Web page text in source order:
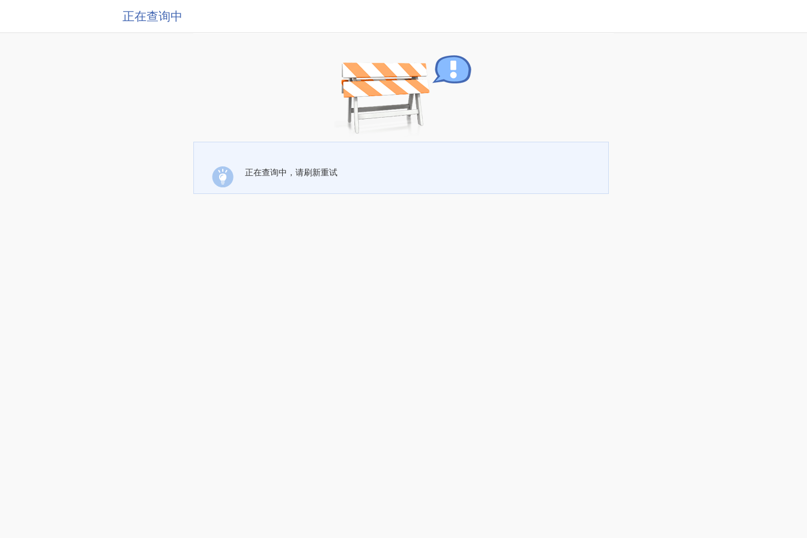
正在查询中
正在查询中，请刷新重试